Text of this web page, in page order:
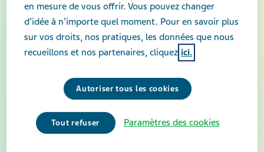
Archives des leçons de FC
en mesure de vous offrir. Vous pouvez changer
d’idée à n’importe quel moment. Pour en savoir plus
sur vos droits, nos pratiques, les données que nous
recueillons et nos partenaires, cliquez ici.
Autoriser tous les cookies
Tout refuser Paramètres des cookies